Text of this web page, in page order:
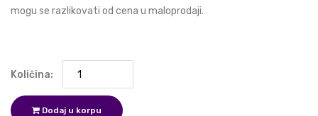
mogu se razlikovati od cena u maloprodaji.
Količina:
Dodaj u korpu